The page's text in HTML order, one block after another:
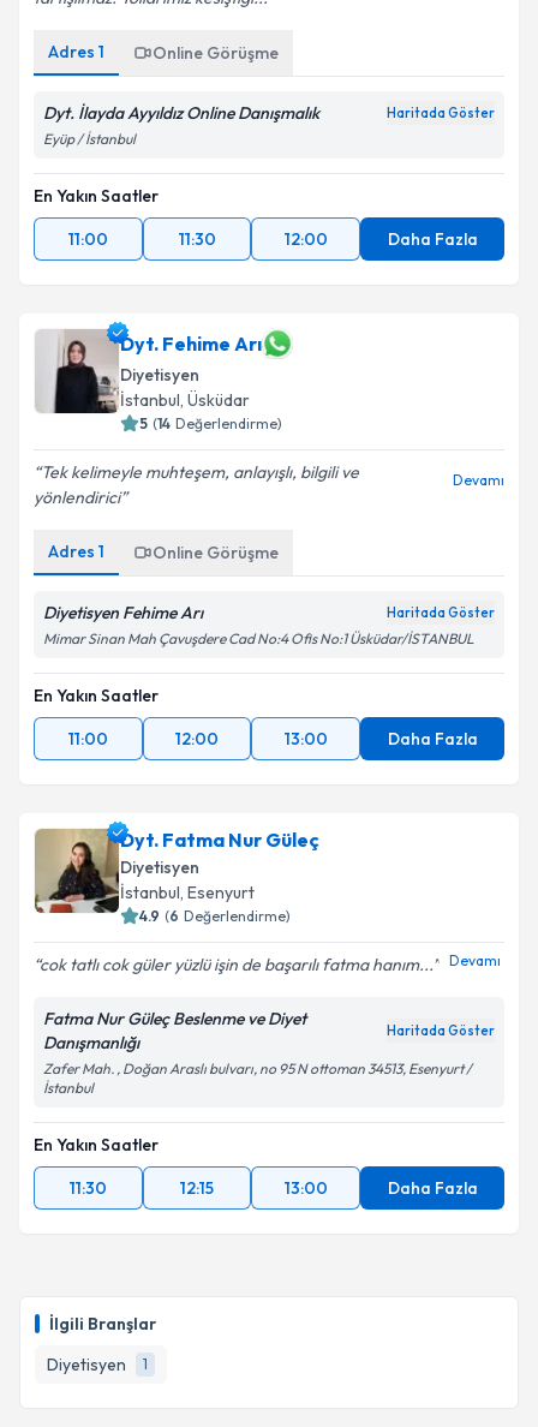
İlgili Branşlar
Diyetisyen
1
Adres 1 Online Görüşme
Dyt. İlayda Ayyıldız Online Danışmalık Haritada Göster
Eyüp / İstanbul
En Yakın Saatler
11:00
11:30 12:00 Daha Fazla
Dyt. Fehime Arı
Diyetisyen
İstanbul, Üsküdar
5 (14 Değerlendirme)
Tek kelimeyle muhteşem, anlayışlı, bilgili ve
yönlendirici
Devamı
Adres 1 Online Görüşme
Diyetisyen Fehime Arı Haritada Göster
Mimar Sinan Mah Çavuşdere Cad No:4 Ofis No:1 Üsküdar/İSTANBUL
En Yakın Saatler
11:00
12:00 13:00 Daha Fazla
Dyt. Fatma Nur Güleç
Diyetisyen
İstanbul, Esenyurt
4.9 (6 Değerlendirme)
cok tatlı cok güler yüzlü işin de başarılı fatma hanım... Devamı
Fatma Nur Güleç Beslenme ve Diyet
Danışmanlığı
Haritada Göster
Zafer Mah. , Doğan Araslı bulvarı, no 95 N ottoman 34513, Esenyurt /
İstanbul
En Yakın Saatler
11:30
12:15 13:00 Daha Fazla